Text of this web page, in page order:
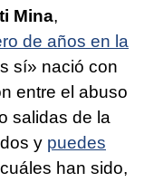
Mina,
de años en la
sí» nació con
entre el abuso
salidas de la
y puedes
han sido,